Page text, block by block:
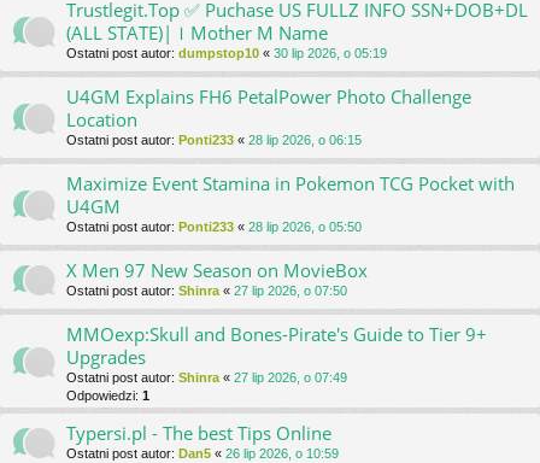
Trustlegit.Top ✅ Puchase US FULLZ INFO SSN+DOB+DL
(ALL STATE)|ｌMother M Name
Ostatni post autor: dumpstop10 « 30 lip 2026, o 05:19
U4GM Explains FH6 PetalPower Photo Challenge
Location
Ostatni post autor: Ponti233 « 28 lip 2026, o 06:15
Maximize Event Stamina in Pokemon TCG Pocket with
U4GM
Ostatni post autor: Ponti233 « 28 lip 2026, o 05:50
X Men 97 New Season on MovieBox
Ostatni post autor: Shinra « 27 lip 2026, o 07:50
MMOexp:Skull and Bones-Pirate's Guide to Tier 9+
Upgrades
Ostatni post autor: Shinra « 27 lip 2026, o 07:49
Odpowiedzi: 1
Typersi.pl - The best Tips Online
Ostatni post autor: Dan5 « 26 lip 2026, o 10:59